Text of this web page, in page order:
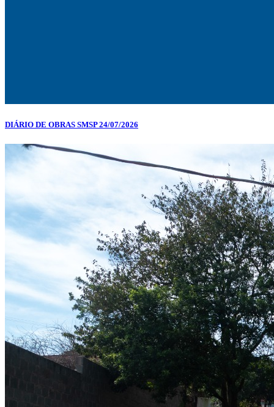
DIÁRIO DE OBRAS SMSP 24/07/2026